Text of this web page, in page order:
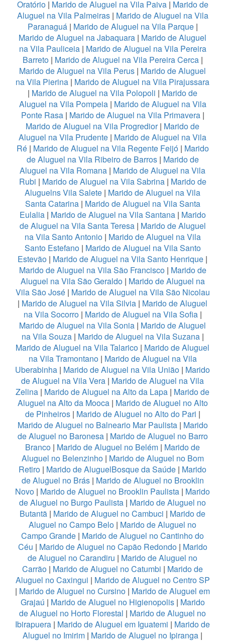
Oratório| Marido de Aluguel na Vila Paiva| Marido de
Aluguel na Vila Palmeiras| Marido de Aluguel na Vila
Paranaguá| Marido de Aluguel na Vila Parque|
Marido de Aluguel na Jabaquara | Marido de Aluguel
na Vila Pauliceia| Marido de Aluguel na Vila Pereira
Barreto| Marido de Aluguel na Vila Pereira Cerca|
Marido de Aluguel na Vila Perus | Marido de Aluguel
na Vila Pierina | Marido de Aluguel na Vila Pirajussara
| Marido de Aluguel na Vila Polopoli | Marido de
Aluguel na Vila Pompeia| Marido de Aluguel na Vila
Ponte Rasa| Marido de Aluguel na Vila Primavera|
Marido de Aluguel na Vila Progredior| Marido de
Aluguel na Vila Prudente | Marido de Aluguel na Vila
Ré| Marido de Aluguel na Vila Regente Feijó| Marido
de Aluguel na Vila Ribeiro de Barros| Marido de
Aluguel na Vila Romana | Marido de Aluguel na Vila
Rubi | Marido de Aluguel na Vila Sabrina| Marido de
Aluguelns Vila Salete | Marido de Aluguel na Vila
Santa Catarina| Marido de Aluguel na Vila Santa
Eulalia| Marido de Aluguel na Vila Santana| Marido
de Aluguel na Vila Santa Teresa| Marido de Aluguel
na Vila Santo Antonio| Marido de Aluguel na Vila
Santo Estefano| Marido de Aluguel na Vila Santo
Estevão | Marido de Aluguel na Vila Santo Henrique |
Marido de Aluguel na Vila São Francisco| Marido de
Aluguel na Vila São Geraldo| Marido de Aluguel na
Vila São José| Marido de Aluguel na Vila São Nicolau
| Marido de Aluguel na Vila Silvia | Marido de Aluguel
na Vila Socorro| Marido de Aluguel na Vila Sofia|
Marido de Aluguel na Vila Sonia | Marido de Aluguel
na Vila Souza| Marido de Aluguel na Vila Suzana|
Marido de Aluguel na Vila Talarico | Marido de Aluguel
na Vila Tramontano| Marido de Aluguel na Vila
Uberabinha | Marido de Aluguel na Vila União | Marido
de Aluguel na Vila Vera | Marido de Aluguel na Vila
Zelina | Marido de Aluguel na Alto da Lapa | Marido de
Aluguel na Alto da Mooca| Marido de Aluguel no Alto
de Pinheiros| Marido de Aluguel no Alto do Pari |
Marido de Aluguel no Balneario Mar Paulista| Marido
de Aluguel no Baronesa| Marido de Aluguel no Barro
Branco | Marido de Aluguel no Belém | Marido de
Aluguel no Belenzinho| Marido de Aluguel no Bom
Retiro | Marido de AluguelBosque da Saúde | Marido
de Aluguel no Brás| Marido de Aluguel no Brooklin
Novo | Marido de Aluguel no Brooklin Paulista | Marido
de Aluguel no Burgo Paulista | Marido de Aluguel no
Butantã | Marido de Aluguel no Cambuci | Marido de
Aluguel no Campo Belo | Marido de Aluguel no
Campo Grande | Marido de Aluguel no Cantinho do
Céu | Marido de Aluguel no Capão Redondo| Marido
de Aluguel no Carandiru | Marido de Aluguel no
Carrão | Marido de Aluguel no Catumbi | Marido de
Aluguel no Caxingui | Marido de Aluguel no Centro SP
| Marido de Aluguel no Cursino | Marido de Aluguel em
Grajaú | Marido de Aluguel no Higienopolis| Marido
de Aluguel no Horto Florestal | Marido de Aluguel no
Ibirapuera | Marido de Aluguel em Iguatemi | Marido de
Aluguel no Imirim | Marido de Aluguel no Ipiranga |